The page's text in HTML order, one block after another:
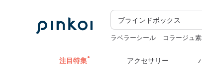
ラベラーシール コラージュ
注目特集 アクセサリー